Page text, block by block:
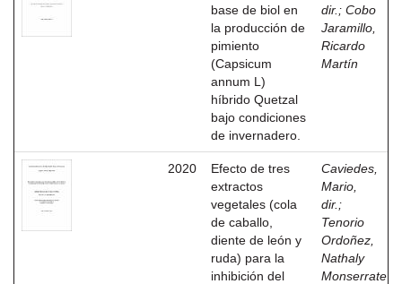
base de biol en
la producción de
pimiento
(Capsicum
annum L)
híbrido Quetzal
bajo condiciones
de invernadero.
dir. ; Cobo
Jaramillo,
Ricardo
Martín
2020
Efecto de tres
extractos
vegetales (cola
de caballo,
diente de león y
ruda) para la
inhibición del
Caviedes,
Mario,
dir. ;
Tenorio
Ordoñez,
Nathaly
Monserrate